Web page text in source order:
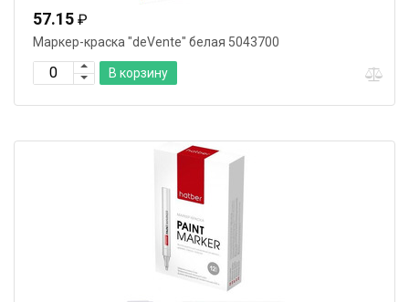
57.15 ₽
Маркер-краска "deVente" белая 5043700
В корзину